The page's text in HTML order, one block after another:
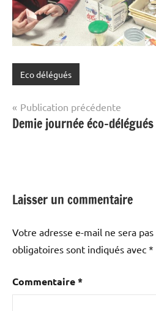
Eco délégués
Navigation
de
Publication précédente
Demie journée éco-délégués
Laisser un commentaire
Votre adresse e-mail ne sera
obligatoires sont indiqués avec *
Commentaire*